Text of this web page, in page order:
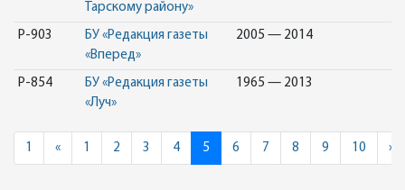
Тарскому району»
Р-903
БУ «Редакция газеты
«Вперед»
2005 — 2014
Р-854
БУ «Редакция газеты
«Луч»
1965 — 2013
1 «Previous
1 2 3 4 5 6 7 8 9 10 »